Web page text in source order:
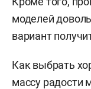
моделей
вариант
Как выбрать
массу радости